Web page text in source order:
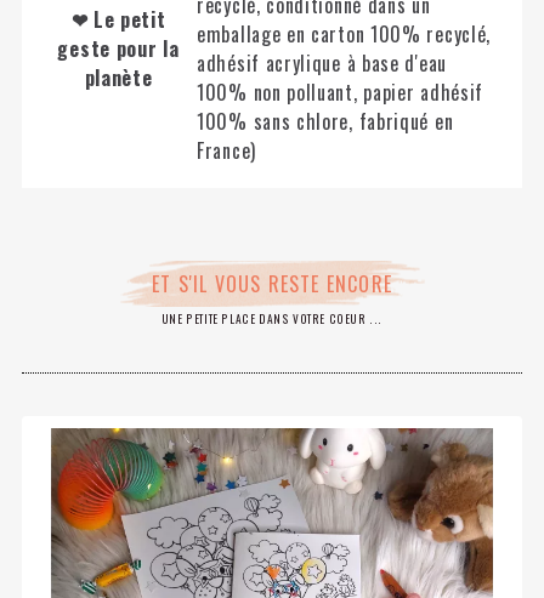
❤ Le petit
geste pour la
planète
emballage en carton 100% recyclé,
adhésif acrylique à base d'eau
100% non polluant, papier adhésif
100% sans chlore, fabriqué en
France)
ET S'IL VOUS RESTE ENCORE
UNE PETITE PLACE DANS VOTRE COEUR ...